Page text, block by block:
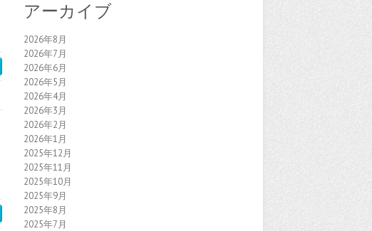
アーカイブ
2026年8月
2026年7月
2026年6月
2026年5月
2026年4月
2026年3月
2026年2月
2026年1月
2025年12月
2025年11月
2025年10月
2025年9月
2025年8月
2025年7月